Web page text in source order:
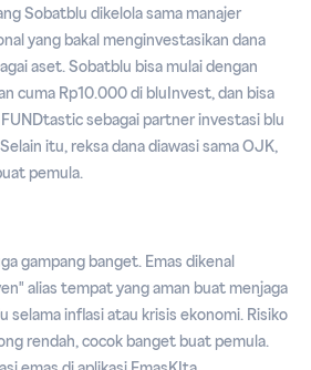
Sobatblu dikelola sama manajer
yang bakal menginvestasikan dana
aset. Sobatblu bisa mulai dengan
cuma Rp10.000 di bluInvest, dan bisa
sebagai partner investasi blu
itu, reksa dana diawasi sama OJK,
pemula.
gampang banget. Emas dikenal
alias tempat yang aman buat menjaga
selama inflasi atau krisis ekonomi. Risiko
rendah, cocok banget buat pemula.